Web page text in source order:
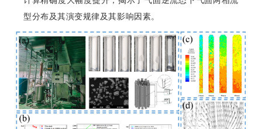
型分布及其演变规律及其影响因素。